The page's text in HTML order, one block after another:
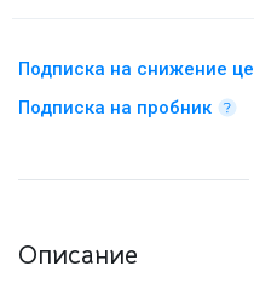
Подписка на снижение
Подписка на пробник
Описание